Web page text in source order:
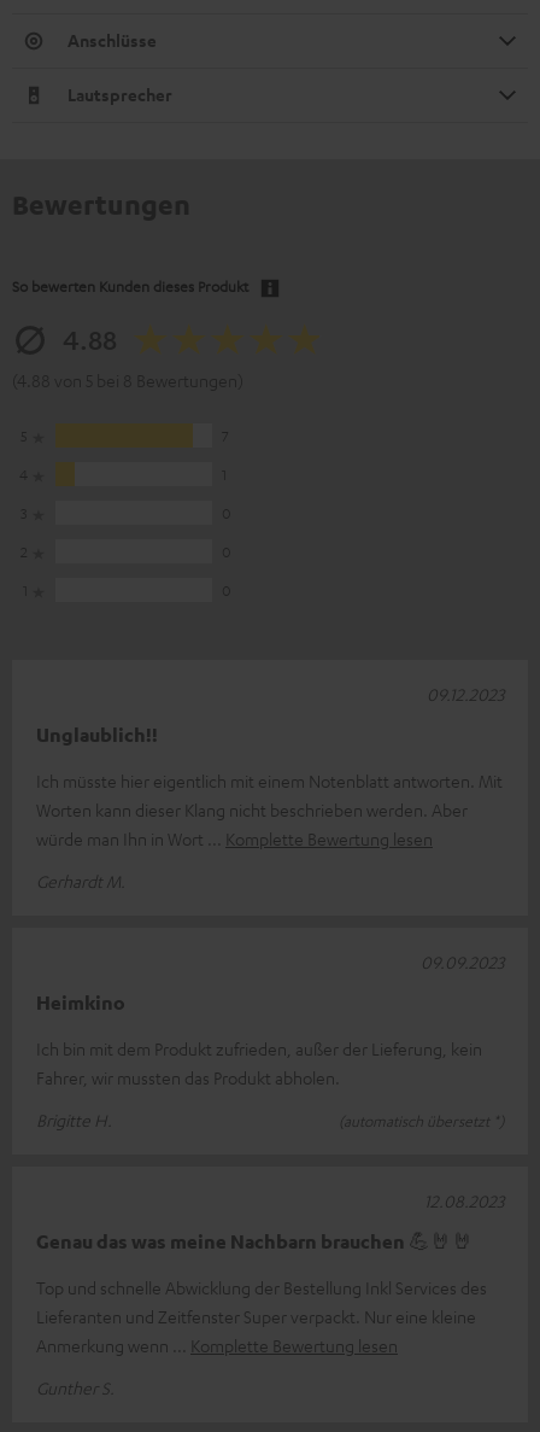
Anschlüsse
Lautsprecher
So bewerten Kunden dieses Produkt
Unglaublich!!
Ich müsste hier eigentlich mit einem Notenblatt antworten. Mit
Worten kann dieser Klang nicht beschrieben werden. Aber
würde man Ihn in Wort
Komplette Bewertung lesen
Gerhardt M.
09.12.2023
Heimkino
Ich bin mit dem Produkt zufrieden, außer der Lieferung, kein
Fahrer, wir mussten das Produkt abholen.
Brigitte H.
(automatisch übersetzt *)
09.09.2023
Genau das was meine Nachbarn brauchen 💪🤘🤘
Top und schnelle Abwicklung der Bestellung Inkl Services des
Lieferanten und Zeitfenster Super verpackt. Nur eine kleine
Anmerkung wenn
Komplette Bewertung lesen
Gunther S.
12.08.2023